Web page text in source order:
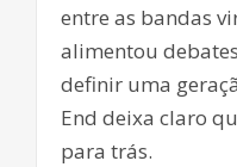
entre as bandas
alimentou
definir uma
End deixa claro
para trás.